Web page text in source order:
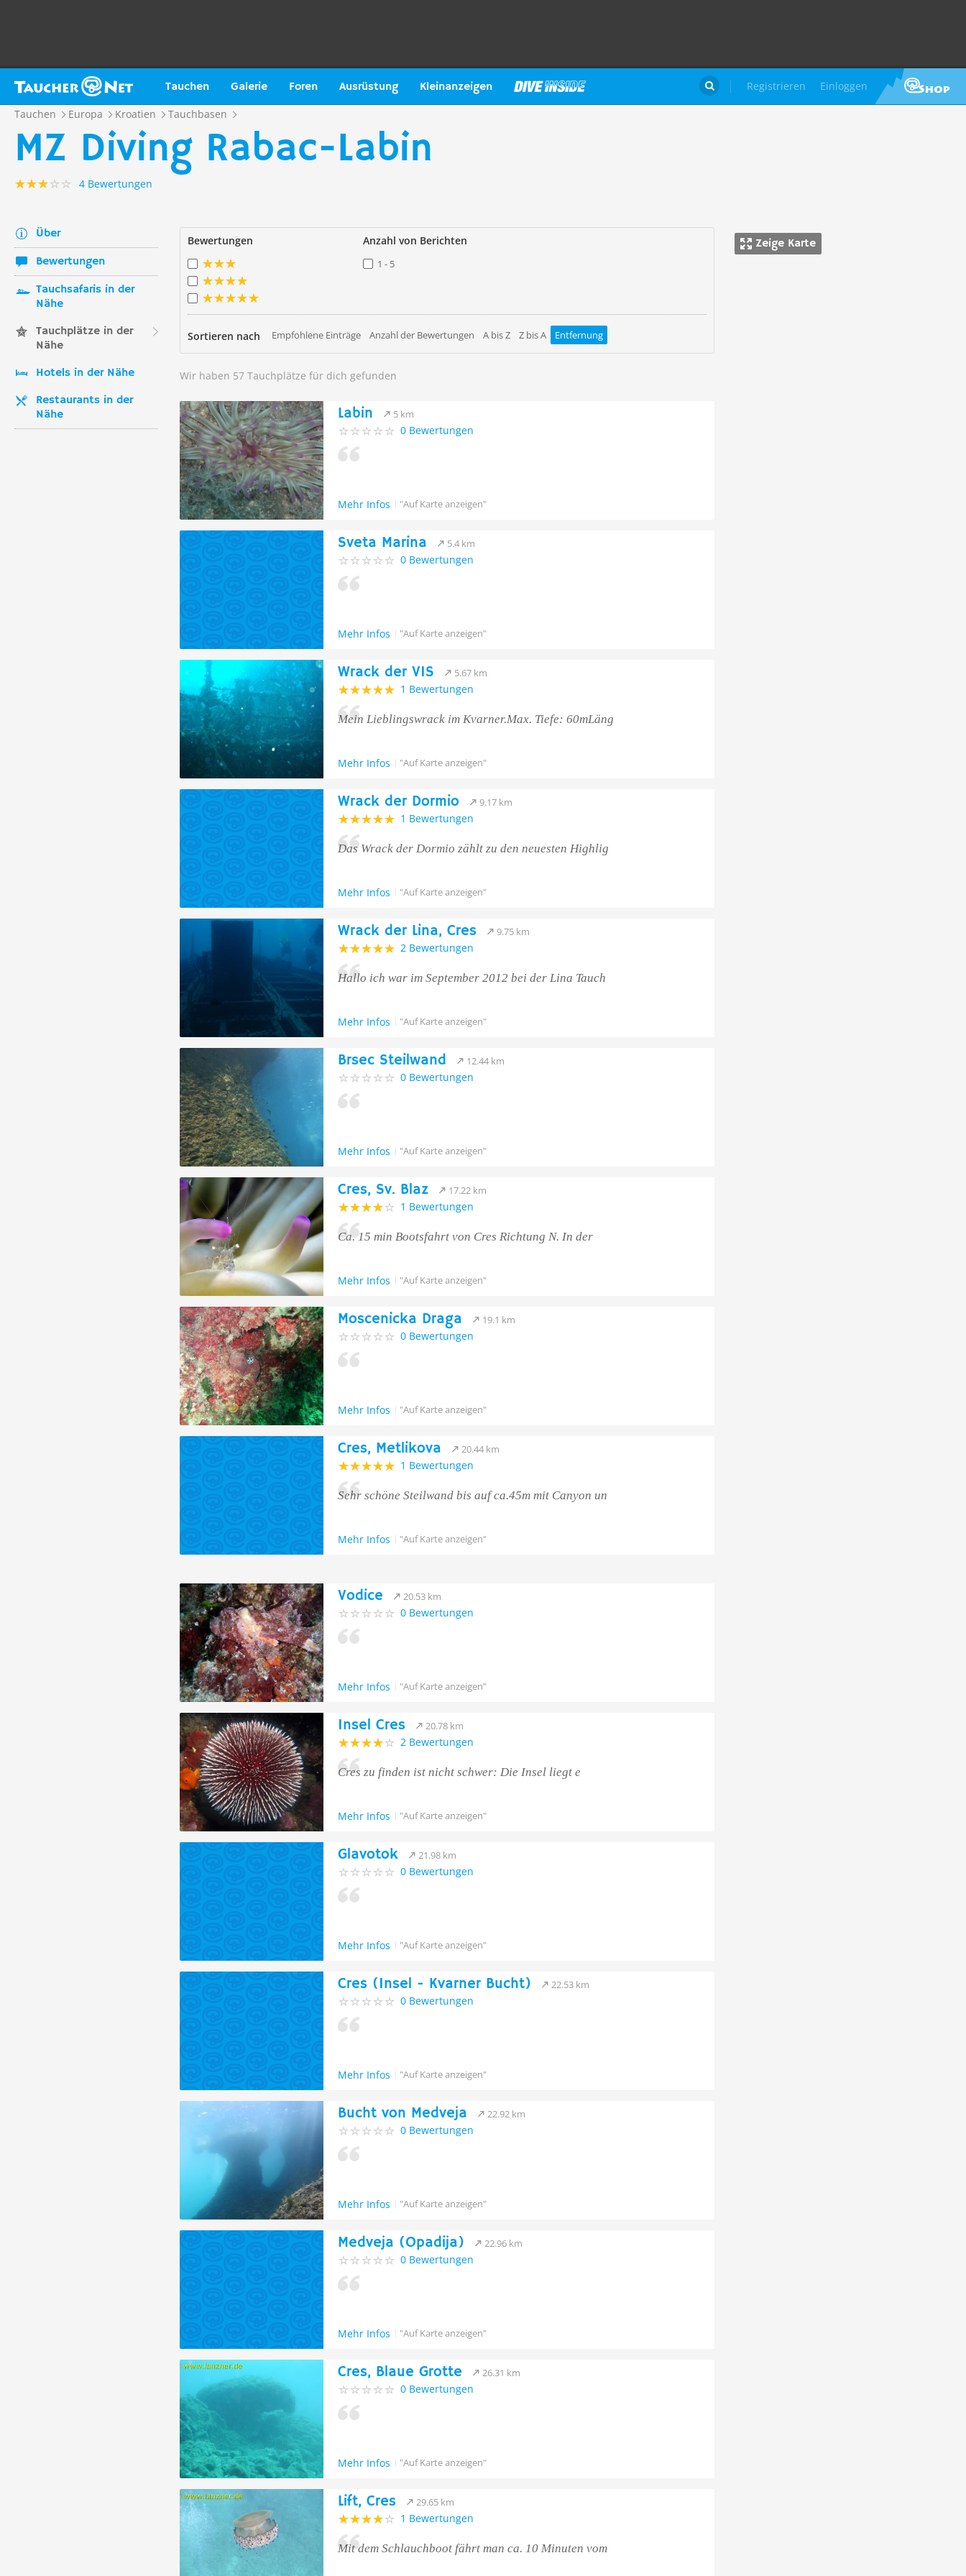
Tauchen Galerie Foren Ausrüstung Kleinanzeigen Registrieren Einloggen

Tauchen Europa Kroatien Tauchbasen
MZ Diving Rabac-Labin
4 Bewertungen
Über
Bewertungen
Tauchsafaris in der
Nähe
Tauchplätze in der
Nähe
Hotels in der Nähe
Restaurants in der
Nähe
Zeige Karte
Bewertungen Anzahl von Berichten
1 - 5
Sortieren nach Empfohlene Einträge Anzahl der Bewertungen A bis Z Z bis A Entfernung
Wir haben 57 Tauchplätze für dich gefunden
Labin 5 km
0 Bewertungen
Mehr Infos "Auf Karte anzeigen"
Sveta Marina 5.4 km
0 Bewertungen
Mehr Infos "Auf Karte anzeigen"
Wrack der VIS 5.67 km
1 Bewertungen
Mein Lieblingswrack im Kvarner.Max. Tiefe: 60mLäng
Mehr Infos "Auf Karte anzeigen"
Wrack der Dormio 9.17 km
1 Bewertungen
Das Wrack der Dormio zählt zu den neuesten Highlig
Mehr Infos "Auf Karte anzeigen"
Wrack der Lina, Cres 9.75 km
2 Bewertungen
Hallo ich war im September 2012 bei der Lina Tauch
Mehr Infos "Auf Karte anzeigen"
Brsec Steilwand 12.44 km
0 Bewertungen
Mehr Infos "Auf Karte anzeigen"
Cres, Sv. Blaz 17.22 km
1 Bewertungen
Ca. 15 min Bootsfahrt von Cres Richtung N. In der
Mehr Infos "Auf Karte anzeigen"
Moscenicka Draga 19.1 km
0 Bewertungen
Mehr Infos "Auf Karte anzeigen"
Cres, Metlikova 20.44 km
1 Bewertungen
Sehr schöne Steilwand bis auf ca.45m mit Canyon un
Mehr Infos "Auf Karte anzeigen"
Vodice 20.53 km
0 Bewertungen
Mehr Infos "Auf Karte anzeigen"
Insel Cres 20.78 km
2 Bewertungen
Cres zu finden ist nicht schwer: Die Insel liegt e
Mehr Infos "Auf Karte anzeigen"
Glavotok 21.98 km
0 Bewertungen
Mehr Infos "Auf Karte anzeigen"
Cres (Insel - Kvarner Bucht) 22.53 km
0 Bewertungen
Mehr Infos "Auf Karte anzeigen"
Bucht von Medveja 22.92 km
0 Bewertungen
Mehr Infos "Auf Karte anzeigen"
Medveja (Opadija) 22.96 km
0 Bewertungen
Mehr Infos "Auf Karte anzeigen"
Cres, Blaue Grotte 26.31 km
0 Bewertungen
Mehr Infos "Auf Karte anzeigen"
Lift, Cres 29.65 km
1 Bewertungen
Mit dem Schlauchboot fährt man ca. 10 Minuten vom